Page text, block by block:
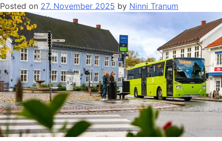
Posted on 27. November 2025 by Ninni Tranum